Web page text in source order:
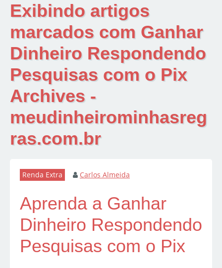
Exibindo artigos
marcados com Ganhar
Dinheiro Respondendo
Pesquisas com o Pix
Archives -
meudinheirominhasreg
ras.com.br
Renda Extra Carlos Almeida
Aprenda a Ganhar
Dinheiro Respondendo
Pesquisas com o Pix